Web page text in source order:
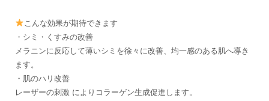
こんな効果が期待できます
・シミ・くすみの改善
メラニンに反応して薄いシミを徐々に改善、均一感のある肌へ導き
ます。
・肌のハリ改善
レーザーの刺激 によりコラーゲン生成促進します。